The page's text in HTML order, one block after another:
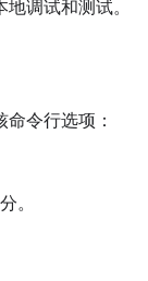
调试和测试。
令行选项：
。